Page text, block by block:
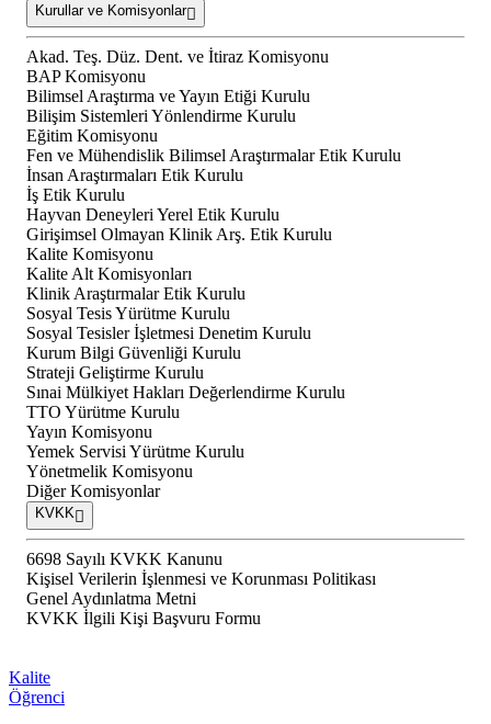
Kurullar ve Komisyonlar
Akad. Teş. Düz. Dent. ve İtiraz Komisyonu
BAP Komisyonu
Bilimsel Araştırma ve Yayın Etiği Kurulu
Bilişim Sistemleri Yönlendirme Kurulu
Eğitim Komisyonu
Fen ve Mühendislik Bilimsel Araştırmalar Etik Kurulu
İnsan Araştırmaları Etik Kurulu
İş Etik Kurulu
Hayvan Deneyleri Yerel Etik Kurulu
Girişimsel Olmayan Klinik Arş. Etik Kurulu
Kalite Komisyonu
Kalite Alt Komisyonları
Klinik Araştırmalar Etik Kurulu
Sosyal Tesis Yürütme Kurulu
Sosyal Tesisler İşletmesi Denetim Kurulu
Kurum Bilgi Güvenliği Kurulu
Strateji Geliştirme Kurulu
Sınai Mülkiyet Hakları Değerlendirme Kurulu
TTO Yürütme Kurulu
Yayın Komisyonu
Yemek Servisi Yürütme Kurulu
Yönetmelik Komisyonu
Diğer Komisyonlar
KVKK
6698 Sayılı KVKK Kanunu
Kişisel Verilerin İşlenmesi ve Korunması Politikası
Genel Aydınlatma Metni
KVKK İlgili Kişi Başvuru Formu
Kalite
Öğrenci